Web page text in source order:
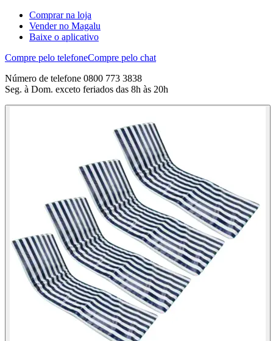
Comprar na loja
Vender no Magalu
Baixe o aplicativo
Compre pelo telefoneCompre pelo chat
Número de telefone 0800 773 3838
Seg. à Dom. exceto feriados das 8h às 20h